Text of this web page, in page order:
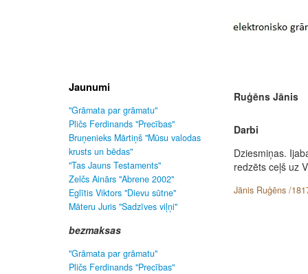
Jaunumi
"Grāmata par grāmatu"
Pličs Ferdinands "Precības"
Bruņenieks Mārtiņš "Mūsu valodas
krusts un bēdas"
"Tas Jauns Testaments"
Zelčs Ainārs "Abrene 2002"
Eglītis Viktors "Dievu sūtne"
Māteru Juris "Sadzīves viļņi"
bezmaksas
"Grāmata par grāmatu"
Pličs Ferdinands "Precības"
Ruģēns Jānis
Darbi
Dziesmiņas.
redzēts ceļš uz
Jānis Ruģēns /